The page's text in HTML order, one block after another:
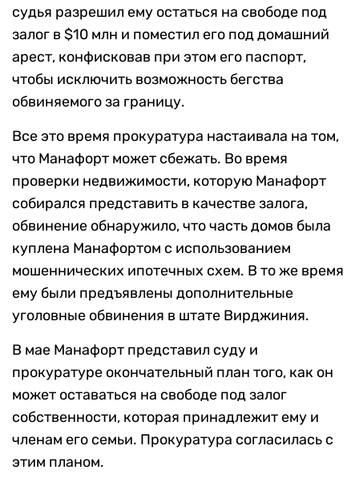
судья разрешил ему остаться на свободе под
залог в $10 млн и поместил его под домашний
арест, конфисковав при этом его паспорт,
чтобы исключить возможность бегства
обвиняемого за границу.
Все это время прокуратура настаивала на том,
что Манафорт может сбежать. Во время
проверки недвижимости, которую Манафорт
собирался представить в качестве залога,
обвинение обнаружило, что часть домов была
куплена Манафортом с использованием
мошеннических ипотечных схем. В то же время
ему были предъявлены дополнительные
уголовные обвинения в штате Вирджиния.
В мае Манафорт представил суду и
прокуратуре окончательный план того, как он
может оставаться на свободе под залог
собственности, которая принадлежит ему и
членам его семьи. Прокуратура согласилась с
этим планом.